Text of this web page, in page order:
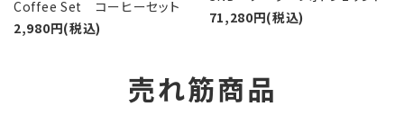
Coffee Set コーヒーセット
2,980円(税込)
71,280円(税込)
売れ筋商品